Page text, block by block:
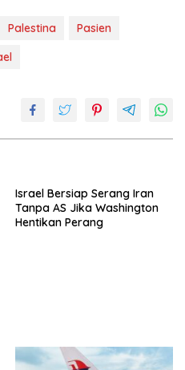
Palestina
Pasien
Israel Bersiap Serang Iran
Tanpa AS Jika Washington
Hentikan Perang